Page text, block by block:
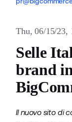
Thu, 06/15/23,
Selle
brand
Il nuovo sito di